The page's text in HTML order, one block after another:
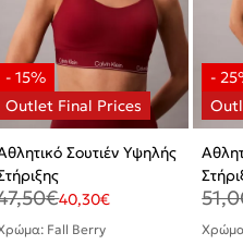
Σουτιέν Υψηλής
€40,30€
Fall Berry